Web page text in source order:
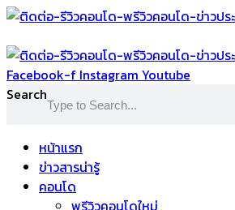
Skip
content
Facebook-f Instagram Youtube
Search
หน้าแรก
ข่าวสารน่ารู้
คอนโด
พรีวิวคอนโดใหม่